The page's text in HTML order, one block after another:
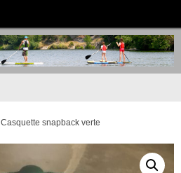
Casquette snapback verte